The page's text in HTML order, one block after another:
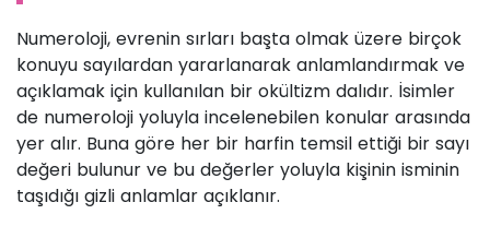
Numeroloji, evrenin sırları başta olmak üzere birçok
konuyu sayılardan yararlanarak anlamlandırmak ve
açıklamak için kullanılan bir okültizm dalıdır. İsimler
de numeroloji yoluyla incelenebilen konular arasında
yer alır. Buna göre her bir harfin temsil ettiği bir sayı
değeri bulunur ve bu değerler yoluyla kişinin isminin
taşıdığı gizli anlamlar açıklanır.